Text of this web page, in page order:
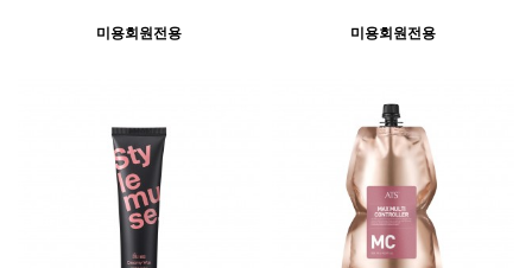
미용회원전용 미용회원전용